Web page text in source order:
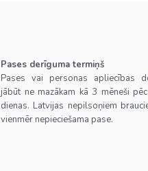
Pases derīguma termiņš
Pases vai personas apliecības
jābūt ne mazākam kā 3 mēneši
dienas. Latvijas nepilsoņiem
vienmēr nepieciešama pase.